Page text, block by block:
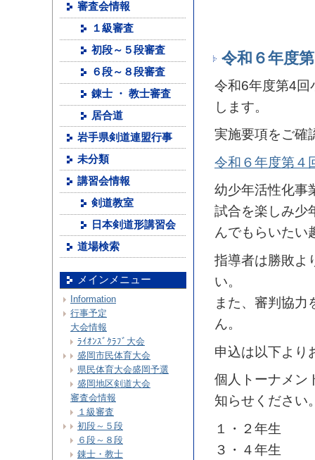
令和６年度
令和6年度第4回
します。
実施要項をご確
令和６年度第４
幼少年活性化事
試合を楽しみ少
んでもらいたい
指導者は勝敗よ
い。
また、審判協力
ん。
申込は以下より
個人トーナメン
知らせください
１・２年生
３・４年生
審査会情報
１級審査
初段～５段審査
６段～８段審査
錬士 ・ 教士審査
居合道
岩手県剣道連盟行事
未分類
講習会情報
剣道教室
日本剣道形講習会
道場検索
メインメニュー
Information
行事予定
大会情報
ﾗｲｵﾝｽﾞｸﾗﾌﾞ大会
盛岡市民体育大会
県民体育大会盛岡予選
盛岡地区剣道大会
審査会情報
１級審査
初段～５段
６段～８段
錬士・教士